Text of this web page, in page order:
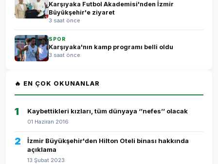
Karşıyaka Futbol Akademisi'nden İzmir
Büyükşehir'e ziyaret
3 saat önce
SPOR
Karşıyaka'nın kamp programı belli oldu
3 saat önce
🔥 EN ÇOK OKUNANLAR
1 Kaybettikleri kızları, tüm dünyaya ‘’nefes’’ olacak
01 Haziran 2016
2
İzmir Büyükşehir'den Hilton Oteli binası hakkında
açıklama
13 Şubat 2023